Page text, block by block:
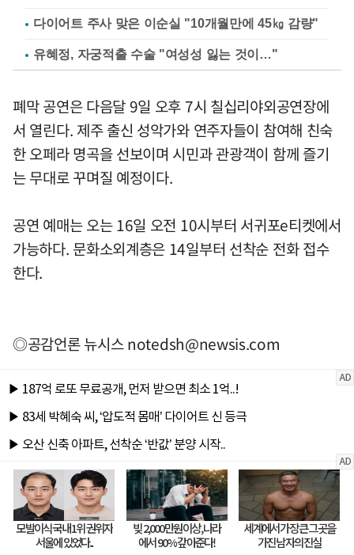
다이어트 주사 맞은 이순실 "10개월만에 45㎏ 감량"
유혜정, 자궁적출 수술 "여성성 잃는 것이…"
폐막 공연은 다음달 9일 오후 7시 칠십리야외공연장에
서 열린다. 제주 출신 성악가와 연주자들이 참여해 친숙
한 오페라 명곡을 선보이며 시민과 관광객이 함께 즐기
는 무대로 꾸며질 예정이다.
공연 예매는 오는 16일 오전 10시부터 서귀포e티켓에서
가능하다. 문화소외계층은 14일부터 선착순 전화 접수
한다.
◎공감언론 뉴시스notedsh@newsis.com